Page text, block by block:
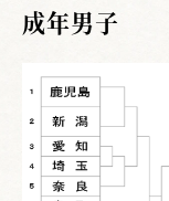
成年男子